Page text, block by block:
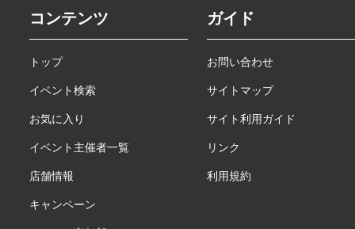
コンテンツ
トップ
イベント検索
お気に入り
イベント主催者一覧
店舗情報
キャンペーン
ガイド
お問い合わせ
サイトマップ
サイト利用ガイド
リンク
利用規約